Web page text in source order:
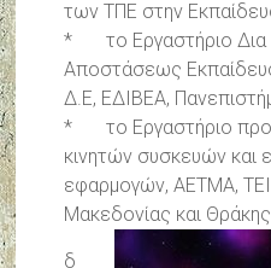
των ΤΠΕ στην
* το Εργαστήριο Δια
Αποστάσεως
Δ.Ε, ΕΔΙΒΕΑ,
* το Εργαστήριο
κινητών συσκευών και
εφαρμογών, ΑΕΤΜΑ, ΤΕΙ
Μακεδονίας και Θράκης
δ